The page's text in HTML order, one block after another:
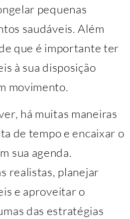
pequenas
saudáveis. Além
que é importante ter
à sua disposição
movimento.
há muitas maneiras
de tempo e encaixar o
sua agenda.
realistas, planejar
e aproveitar o
das estratégias